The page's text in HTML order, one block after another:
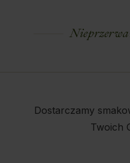
Dostarczamy
Twoich